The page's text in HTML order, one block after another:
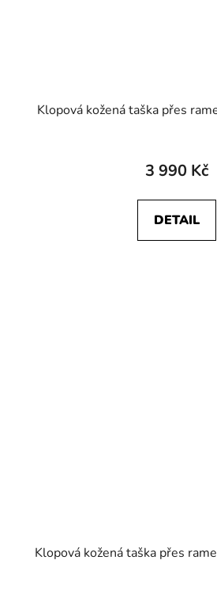
Klopová kožená taška přes
3 990 Kč
DETAIL
Klopová kožená taška přes